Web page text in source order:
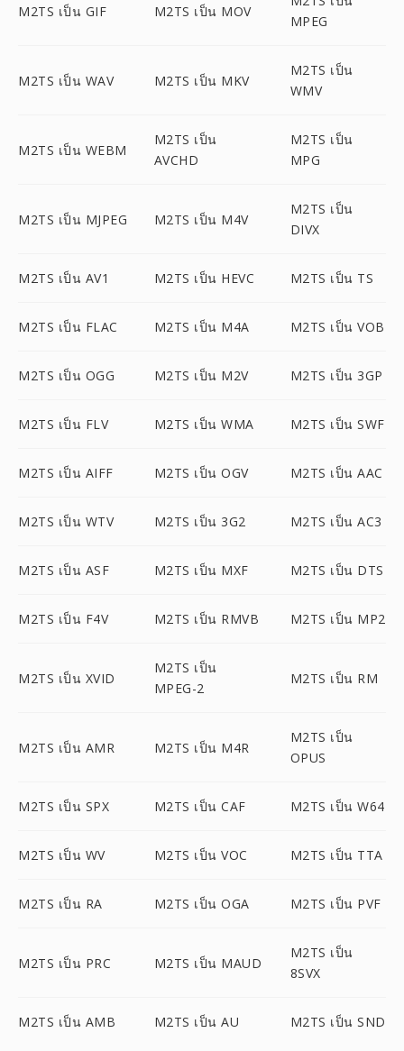
M2TS เป็น GIF M2TS เป็น MOV
MPEG
M2TS เป็น WAV M2TS เป็น MKV
M2TS เป็น
WMV
M2TS เป็น WEBM
M2TS เป็น
AVCHD
M2TS เป็น
MPG
M2TS เป็น MJPEG M2TS เป็น M4V
M2TS เป็น
DIVX
M2TS เป็น AV1 M2TS เป็น HEVC M2TS เป็น TS
M2TS เป็น FLAC M2TS เป็น M4A M2TS เป็น VOB
M2TS เป็น OGG M2TS เป็น M2V M2TS เป็น 3GP
M2TS เป็น FLV M2TS เป็น WMA M2TS เป็น SWF
M2TS เป็น AIFF M2TS เป็น OGV M2TS เป็น AAC
M2TS เป็น WTV M2TS เป็น 3G2 M2TS เป็น AC3
M2TS เป็น ASF M2TS เป็น MXF M2TS เป็น DTS
M2TS เป็น F4V M2TS เป็น RMVB M2TS เป็น MP2
M2TS เป็น XVID
M2TS เป็น
MPEG-2
M2TS เป็น RM
M2TS เป็น AMR M2TS เป็น M4R
M2TS เป็น
OPUS
M2TS เป็น SPX M2TS เป็น CAF M2TS เป็น W64
M2TS เป็น WV M2TS เป็น VOC M2TS เป็น TTA
M2TS เป็น RA M2TS เป็น OGA M2TS เป็น PVF
M2TS เป็น PRC M2TS เป็น MAUD
M2TS เป็น
8SVX
M2TS เป็น AMB M2TS เป็น AU M2TS เป็น SND